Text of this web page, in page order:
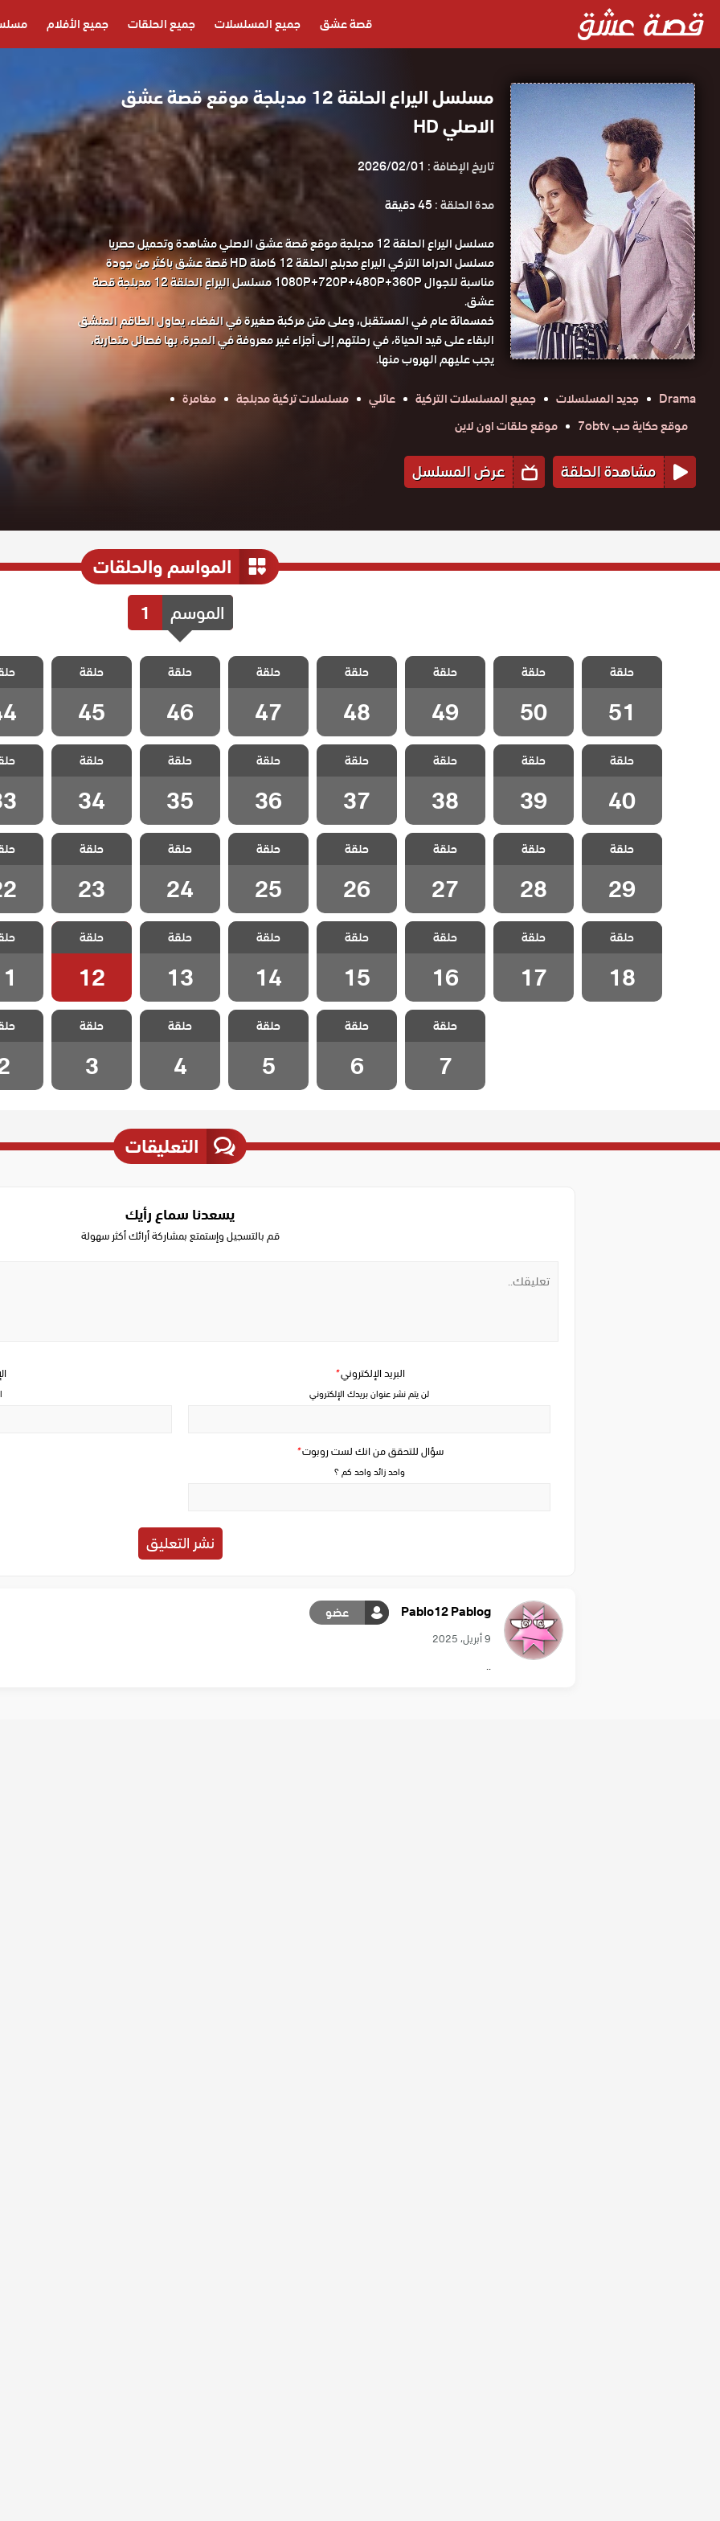
قصة عشق جميع المسلسلات جميع الحلقات جميع الأفلام
مسلسل اليراع الحلقة 12 مدبلجة موقع قصة عشق
الاصلي HD
تاريخ الإضافة : 2026/02/01
مدة الحلقة :45 دقيقة
مسلسل اليراع الحلقة 12 مدبلجة موقع قصة عشق الاصلي مشاهدة وتحميل حصريا
مسلسل الدراما التركي اليراع مدبلج الحلقة 12 كاملة HD قصة عشق باكثر من جودة
مناسبة للجوال 1080P+720P+480P+360P مسلسل اليراع الحلقة 12 مدبلجة قصة
عشق.
خمسمائة عام في المستقبل، وعلى متن مركبة صغيرة في الفضاء، يحاول الطاقم المنشق
البقاء على قيد الحياة، في رحلتهم إلى أجزاء غير معروفة في المجرة، بها فصائل متحاربة،
يجب عليهم الهروب منها.
Drama
جديد المسلسلات جميع المسلسلات التركية عائلي مسلسلات تركية مدبلجة
مغامرة
موقع حكاية حب 7obtv
موقع حلقات اون لاين
مشاهدة الحلقة عرض المسلسل
المواسم والحلقات
الموسم 1
مسلسل اليراع
والاخيرة
حلقة
51
مسلسل اليراع
مدبلج الحلقة 50
حلقة
50
مسلسل اليراع
مدبلج الحلقة 49
حلقة
49
مسلسل اليراع
مدبلج الحلقة 48
حلقة
48
مسلسل اليراع
مدبلج الحلقة 47
حلقة
47
مسلسل اليراع
مدبلج الحلقة 46
حلقة
46
مسلسل اليراع
مدبلج الحلقة 45
حلقة
45
مسلسل
مدبلج
مسلسل اليراع
مدبلج الحلقة 40
حلقة
40
مسلسل اليراع
مدبلج الحلقة 39
حلقة
39
مسلسل اليراع
مدبلج الحلقة 38
حلقة
38
مسلسل اليراع
مدبلج الحلقة 37
حلقة
37
مسلسل اليراع
مدبلج الحلقة 36
حلقة
36
مسلسل اليراع
مدبلج الحلقة 35
حلقة
35
مسلسل اليراع
مدبلج الحلقة 34
حلقة
34
مسلسل
مدبلج
مسلسل اليراع
مدبلج الحلقة 29
حلقة
29
مسلسل اليراع
مدبلج الحلقة 28
حلقة
28
مسلسل اليراع
مدبلج الحلقة 27
حلقة
27
مسلسل اليراع
مدبلج الحلقة 26
حلقة
26
مسلسل اليراع
مدبلج الحلقة 25
حلقة
25
مسلسل اليراع
مدبلج الحلقة 24
حلقة
24
مسلسل اليراع
مدبلج الحلقة 23
حلقة
23
مسلسل
مدبلج
مسلسل اليراع
مدبلج الحلقة 18
حلقة
18
مسلسل اليراع
مدبلج الحلقة 17
حلقة
17
مسلسل اليراع
مدبلج الحلقة 16
حلقة
16
مسلسل اليراع
مدبلج الحلقة 15
حلقة
15
مسلسل اليراع
مدبلج الحلقة 14
حلقة
14
مسلسل اليراع
مدبلج الحلقة 13
حلقة
13
مسلسل اليراع
مدبلج الحلقة 12
حلقة
12
مسلسل
مدبلج
مسلسل اليراع
مدبلج الحلقة 7
حلقة
7
مسلسل اليراع
مدبلج الحلقة 6
حلقة
6
مسلسل اليراع
مدبلج الحلقة 5
حلقة
5
مسلسل اليراع
مدبلج الحلقة 4
حلقة
4
مسلسل اليراع
مدبلج الحلقة 3
حلقة
3
مسلسل
مدبلج
التعليقات
يسعدنا سماع رأيك
قم بالتسجيل وإستمتع بمشاركة أرائك أكثر سهولة
سؤال للتحقق من انك لست روبوت*
واحد زائد واحد كم ؟
البريد الإلكتروني*
لن يتم نشر عنوان بريدك الإلكتروني
Pablo12 Pablog عضو
9 أبريل، 2025
..